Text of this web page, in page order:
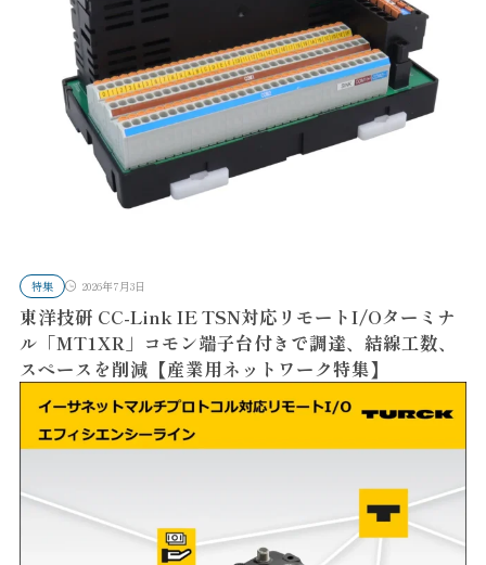
特集 2026年7月3日
東洋技研 CC-Link IE TSN対応リモートI/Oターミナ
ル「MT1XR」コモン端子台付きで調達、結線工数、
スペースを削減【産業用ネットワーク特集】